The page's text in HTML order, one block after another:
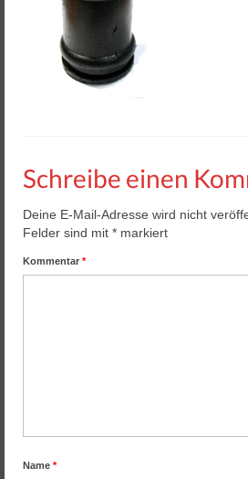
Helios 2 & 3
Helios Pro
Arena Zubehör
Buchungssoftware
Arcade Automaten
Downloads
Schreibe einen
Deine E-Mail-Adresse wird nicht
Felder sind mit * markiert
Kommentar *
Name *